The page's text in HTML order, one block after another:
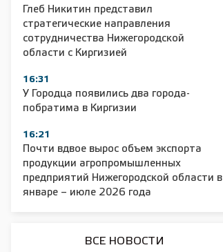
Глеб Никитин представил
стратегические направления
сотрудничества Нижегородской
области с Киргизией
16:31
У Городца появились два города-
побратима в Киргизии
16:21
Почти вдвое вырос объем экспорта
продукции агропромышленных
предприятий Нижегородской области в
январе – июле 2026 года
ВСЕ НОВОСТИ
2025 11 01 Сельское хозяйство 2025